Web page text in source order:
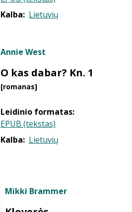
Kalba: Lietuvių
Annie West
O kas dabar? Kn. 1
[romanas]
Leidinio formatas:
EPUB (tekstas)
Kalba: Lietuvių
Mikki Brammer